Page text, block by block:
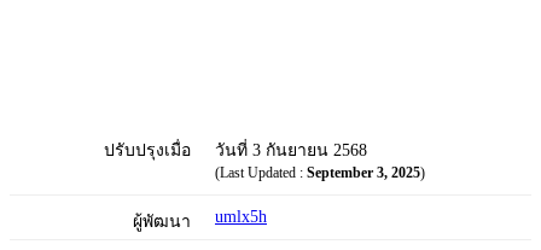
ปรับปรุงเมื่อ วันที่ 3 กันยายน 2568
(Last Updated : September 3, 2025)
ผู้พัฒนา umlx5h